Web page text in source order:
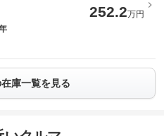
252.2万円
庫一覧を見る